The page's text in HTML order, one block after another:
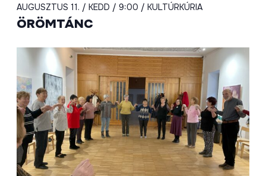
AUGUSZTUS 11. / KEDD / 9:00 / KULTÚRKÚRIA
ÖRÖMTÁNC